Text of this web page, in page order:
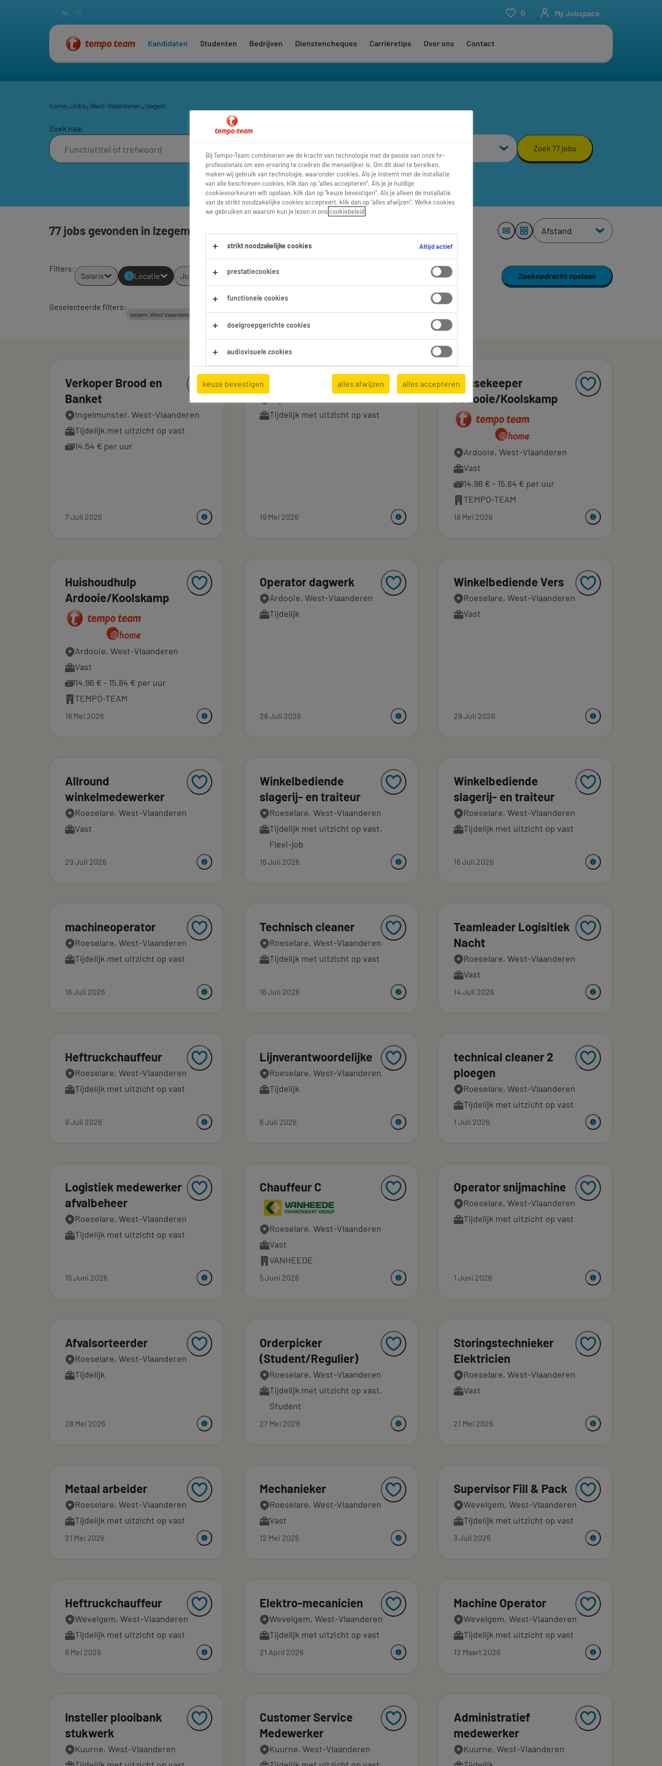
Kandidaten Studenten Bedrijven Dienstencheques Carrièretips Over ons Contact
0 My Jobspace
NL FR
home Jobs West-Vlaanderen Izegem
Zoek naar Waar
Zoek 77 jobs
77 jobs gevonden in Izegem.
Filters:
Salaris 1 Locatie Jobtypes Expertisedomein Zoekopdracht opslaan
Geselecteerde filters:
Izegem, West Vlaanderen Alles wissen
Verkoper Brood en
Banket
Ingelmunster, West-Vlaanderen
Tijdelijk met uitzicht op vast
14.54 € per uur
7 Juli 2026
Supermarktmanager
Tijdelijk met uitzicht op vast
19 Mei 2026
Housekeeper
Ardooie/Koolskamp
Ardooie, West-Vlaanderen
Vast
14.96 € - 15.84 € per uur
TEMPO-TEAM
18 Mei 2026
Huishoudhulp
Ardooie/Koolskamp
Ardooie, West-Vlaanderen
Vast
14.96 € - 15.84 € per uur
TEMPO-TEAM
18 Mei 2026
Operator dagwerk
Ardooie, West-Vlaanderen
Tijdelijk
28 Juli 2026
Winkelbediende Vers
Roeselare, West-Vlaanderen
Vast
29 Juli 2026
Allround
winkelmedewerker
Roeselare, West-Vlaanderen
Vast
29 Juli 2026
Winkelbediende
slagerij- en traiteur
Roeselare, West-Vlaanderen
Tijdelijk met uitzicht op vast,
Flexi-job
16 Juli 2026
Winkelbediende
slagerij- en traiteur
Roeselare, West-Vlaanderen
Tijdelijk met uitzicht op vast
16 Juli 2026
machineoperator
Roeselare, West-Vlaanderen
Tijdelijk met uitzicht op vast
16 Juli 2026
Technisch cleaner
Roeselare, West-Vlaanderen
Tijdelijk met uitzicht op vast
16 Juli 2026
Teamleader Logisitiek
Nacht
Roeselare, West-Vlaanderen
Vast
14 Juli 2026
Heftruckchauffeur
Roeselare, West-Vlaanderen
Tijdelijk met uitzicht op vast
9 Juli 2026
Lijnverantwoordelijke
Roeselare, West-Vlaanderen
Tijdelijk
8 Juli 2026
technical cleaner 2
ploegen
Roeselare, West-Vlaanderen
Tijdelijk met uitzicht op vast
1 Juli 2026
Logistiek medewerker
afvalbeheer
Roeselare, West-Vlaanderen
Tijdelijk met uitzicht op vast
15 Juni 2026
Chauffeur C
Roeselare, West-Vlaanderen
Vast
VANHEEDE
5 Juni 2026
Operator snijmachine
Roeselare, West-Vlaanderen
Tijdelijk met uitzicht op vast
1 Juni 2026
Afvalsorteerder
Roeselare, West-Vlaanderen
Tijdelijk
28 Mei 2026
Orderpicker
(Student/Regulier)
Roeselare, West-Vlaanderen
Tijdelijk met uitzicht op vast,
Student
27 Mei 2026
Storingstechnieker
Elektricien
Roeselare, West-Vlaanderen
Vast
21 Mei 2026
Metaal arbeider
Roeselare, West-Vlaanderen
Tijdelijk met uitzicht op vast
21 Mei 2026
Mechanieker
Roeselare, West-Vlaanderen
Vast
12 Mei 2026
Supervisor Fill & Pack
Wevelgem, West-Vlaanderen
Tijdelijk met uitzicht op vast
3 Juli 2026
Heftruckchauffeur
Wevelgem, West-Vlaanderen
Tijdelijk met uitzicht op vast
6 Mei 2026
Elektro-mecanicien
Wevelgem, West-Vlaanderen
Tijdelijk met uitzicht op vast
21 April 2026
Machine Operator
Wevelgem, West-Vlaanderen
Tijdelijk met uitzicht op vast
12 Maart 2026
Insteller plooibank
stukwerk
Kuurne, West-Vlaanderen
Customer Service
Medewerker
Kuurne, West-Vlaanderen
Administratief
medewerker
Kuurne, West-Vlaanderen
Bij Tempo-Team combineren we de kracht van technologie met de passie van onze hr-
professionals om een ervaring te creëren die menselijker is. Om dit doel te bereiken,
maken wij gebruik van technologie, waaronder cookies. Als je instemt met de installatie
van alle beschreven cookies, klik dan op "alles accepteren". Als je je huidige
cookievoorkeuren wilt opslaan, klik dan op "keuze bevestigen". Als je alleen de installatie
van de strikt noodzakelijke cookies accepteert, klik dan op "alles afwijzen". Welke cookies
we gebruiken en waarom kun je lezen in onscookiebeleid.
strikt noodzakelijke cookies Altijd actief
prestatiecookies
functionele cookies
doelgroepgerichte cookies
audiovisuele cookies
keuze bevestigen alles afwijzen alles accepteren